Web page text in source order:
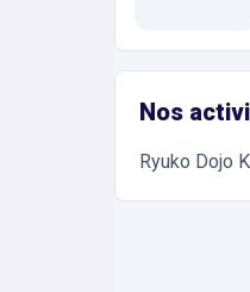
Nos
Ryuko Dojo